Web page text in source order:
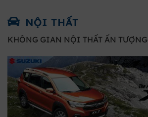
NỘI THẤT
KHÔNG GIAN NỘI THẤT ẤN TƯỢNG